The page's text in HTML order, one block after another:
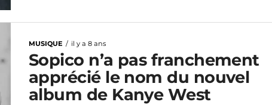
MUSIQUE il y a 8 ans
Sopico n’a pas franchement
apprécié le nom du nouvel
album de Kanye West